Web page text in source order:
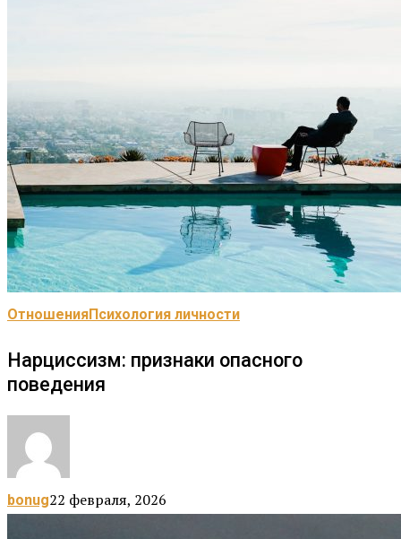
ОтношенияПсихология личности
Нарциссизм: признаки опасного
поведения
bonug22 февраля, 2026